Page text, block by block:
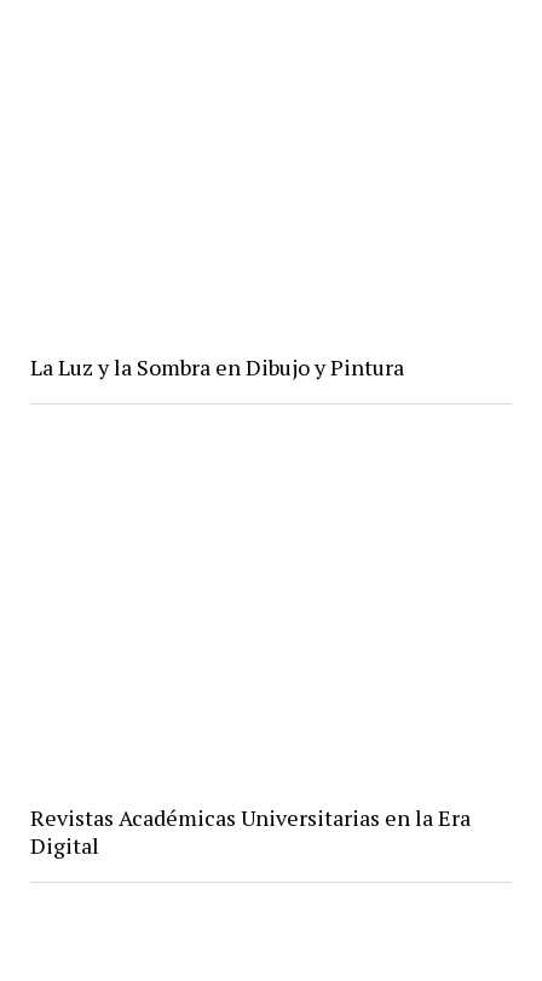
La Luz y la Sombra en Dibujo y Pintura
Revistas Académicas Universitarias en la Era
Digital